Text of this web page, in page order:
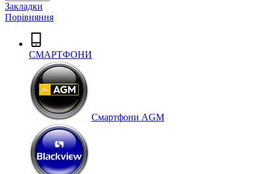
Закладки
Порівняння
СМАРТФОНИ
Cмартфони AGM